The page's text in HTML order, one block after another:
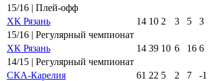
15/16 | Плей-офф
ХК Рязань
14 10 2 3 5 3
15/16 | Регулярный чемпионат
ХК Рязань
14 39 10 6 16 6
14/15 | Регулярный чемпионат
СКА-Карелия
61 22 5 2 7 -1